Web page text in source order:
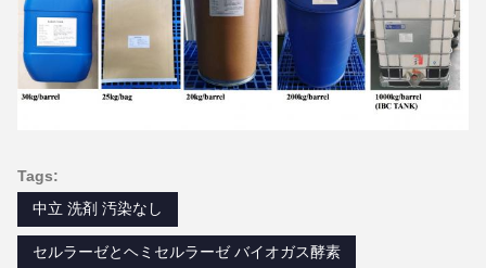
Tags:
中立 洗剤 汚染なし
セルラーゼとヘミセルラーゼ バイオガス酵素